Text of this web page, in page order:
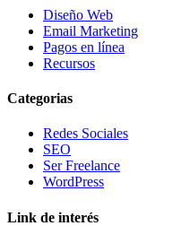
Diseño Web
Email Marketing
Pagos en línea
Recursos
Categorias
Redes Sociales
SEO
Ser Freelance
WordPress
Link de interés